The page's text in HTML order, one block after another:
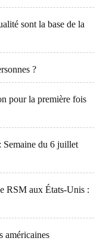
sont la base de la
?
pour la première fois
Semaine du 6 juillet
RSM aux États-Unis :
américaines